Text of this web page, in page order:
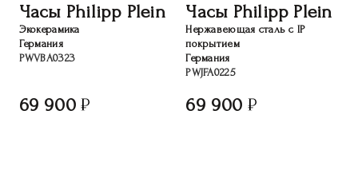
Часы Philipp Plein
Экокерамика
Германия
PWVBA0323
69 900
Часы Philipp Plein
Нержавеющая сталь с IP
покрытием
Германия
PWJFA0225
69 900